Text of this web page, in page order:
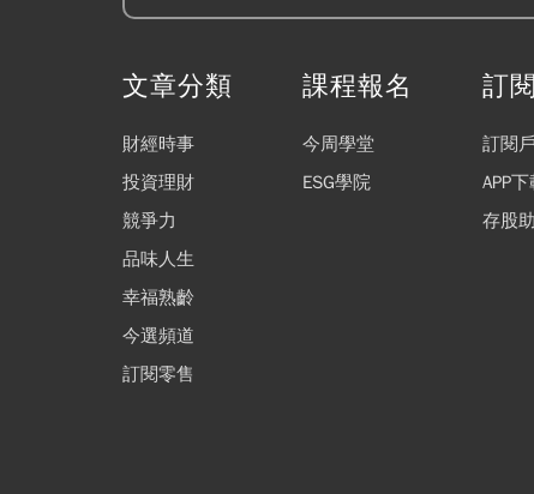
文章分類
財經時事
投資理財
競爭力
品味人生
幸福熟齡
今選頻道
訂閱零售
課程報名
今周學堂
ESG學院
訂
訂閱
APP
存股